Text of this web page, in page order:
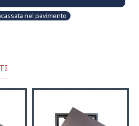
nel pavimento